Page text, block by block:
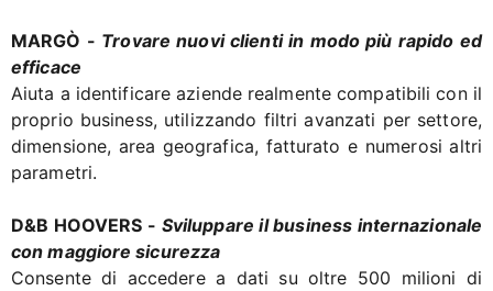
MARGÒ - Trovare nuovi clienti in modo più rapido ed
efficace
Aiuta a identificare aziende realmente compatibili con il
proprio business, utilizzando filtri avanzati per settore,
dimensione, area geografica, fatturato e numerosi altri
parametri.
D&B HOOVERS - Sviluppare il business internazionale
con maggiore sicurezza
Consente di accedere a dati su oltre 500 milioni di